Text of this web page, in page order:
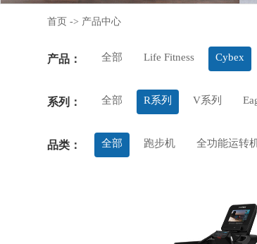
首页 -> 产品中心
产品： 全部 Life Fitness Cybex
系列： 全部 R系列 V系列
品类： 全部 跑步机 全功能运转